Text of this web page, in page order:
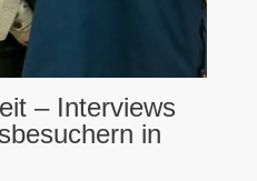
– Interviews
in